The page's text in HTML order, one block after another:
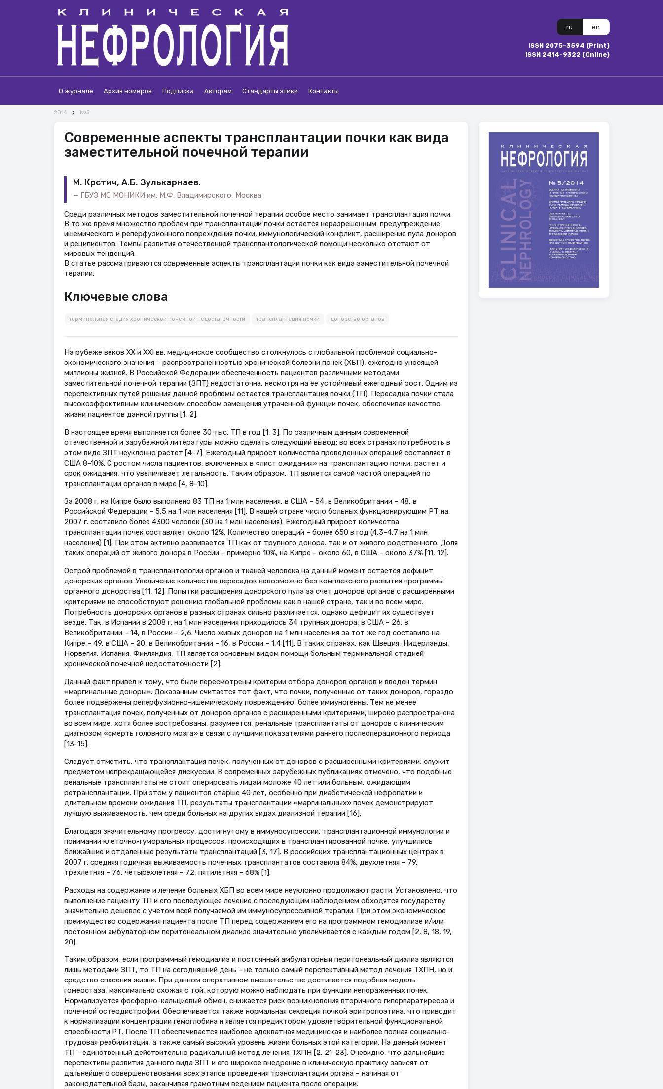
ru en
ISSN 2075-3594 (Print)
ISSN 2414-9322 (Online)
О журнале Архив номеров Подписка Авторам Стандарты этики Контакты
2014 №5
Современные аспекты трансплантации почки как вида
заместительной почечной терапии
М. Крстич, А.Б. Зулькарнаев.
ГБУЗ МО МОНИКИ им. М.Ф. Владимирского, Москва
Среди различных методов заместительной почечной терапии особое место занимает трансплантация почки.
В то же время множество проблем при трансплантации почки остается неразрешенным: предупреждение
ишемического и реперфузионного повреждения почки, иммунологический конфликт, расширение пула доноров
и реципиентов. Темпы развития отечественной трансплантологической помощи несколько отстают от
мировых тенденций.
В статье рассматриваются современные аспекты трансплантации почки как вида заместительной почечной
терапии.
Ключевые слова
терминальная стадия хронической почечной недостаточности трансплантация почки донорство органов
На рубеже веков ХХ и ХХI вв. медицинское сообщество столкнулось с глобальной проблемой социально-
экономического значения – распространенностью хронической болезни почек (ХБП), ежегодно уносящей
миллионы жизней. В Российской Федерации обеспеченность пациентов различными методами
заместительной почечной терапии (ЗПТ) недостаточна, несмотря на ее устойчивый ежегодный рост. Одним из
перспективных путей решения данной проблемы остается трансплантация почки (ТП). Пересадка почки стала
высокоэффективным клиническим способом замещения утраченной функции почек, обеспечивая качество
жизни пациентов данной группы [1, 2].
В настоящее время выполняется более 30 тыс. ТП в год [1, 3]. По различным данным современной
отечественной и зарубежной литературы можно сделать следующий вывод: во всех странах потребность в
этом виде ЗПТ неуклонно растет [4–7]. Ежегодный прирост количества проведенных операций составляет в
США 8–10%. С ростом числа пациентов, включенных в «лист ожидания» на трансплантацию почки, растет и
срок ожидания, что увеличивает летальность. Таким образом, ТП является самой частой операцией по
трансплантации органов в мире [4, 8–10].
За 2008 г. на Кипре было выполнено 83 ТП на 1 млн населения, в США – 54, в Великобритании – 48, в
Российской Федерации – 5,5 на 1 млн населения [11]. В нашей стране число больных функционирующим РТ на
2007 г. составило более 4300 человек (30 на 1 млн населения). Ежегодный прирост количества
трансплантации почек составляет около 12%. Количество операций – более 650 в год (4,3–4,7 на 1 млн
населения) [1]. При этом активно развивается ТП как от трупного донора, так и от живого родственного. Доля
таких операций от живого донора в России – примерно 10%, на Кипре – около 60, в США – около 37% [11, 12].
Острой проблемой в трансплантологии органов и тканей человека на данный момент остается дефицит
донорских органов. Увеличение количества пересадок невозможно без комплексного развития программы
органного донорства [11, 12]. Попытки расширения донорского пула за счет доноров органов с расширенными
критериями не способствуют решению глобальной проблемы как в нашей стране, так и во всем мире.
Потребность донорских органов в разных странах сильно различается, однако дефицит их существует
везде. Так, в Испании в 2008 г. на 1 млн населения приходилось 34 трупных донора, в США – 26, в
Великобритании – 14, в России – 2,6. Число живых доноров на 1 млн населения за тот же год составило на
Кипре – 49, в США – 20, в Великобритании – 16, в России – 1,4 [11]. В таких странах, как Швеция, Нидерланды,
Норвегия, Испания, Финляндия, ТП является основным видом помощи больным терминальной стадией
хронической почечной недостаточности [2].
Данный факт привел к тому, что были пересмотрены критерии отбора доноров органов и введен термин
«маргинальные доноры». Доказанным считается тот факт, что почки, полученные от таких доноров, гораздо
более подвержены реперфузионно-ишемическому повреждению, более иммуногенны. Тем не менее
трансплантация почек, полученных от доноров органов с расширенными критериями, широко распространена
во всем мире, хотя более востребованы, разумеется, ренальные трансплантаты от доноров с клиническим
диагнозом «смерть головного мозга» в связи с лучшими показателями раннего послеоперационного периода
[13–15].
Следует отметить, что трансплантация почек, полученных от доноров с расширенными критериями, служит
предметом непрекращающейся дискуссии. В современных зарубежных публикациях отмечено, что подобные
ренальные трансплантаты не стоит оперировать лицам моложе 40 лет или больным, ожидающим
ретрансплантации. При этом у пациентов старше 40 лет, особенно при диабетической нефропатии и
длительном времени ожидания ТП, результаты трансплантации «маргинальных» почек демонстрируют
лучшую выживаемость, чем среди больных на других видах диализной терапии [16].
Благодаря значительному прогрессу, достигнутому в иммуносупрессии, трансплантационной иммунологии и
понимании клеточно-гуморальных процессов, происходящих в трансплантированной почке, улучшились
ближайшие и отдаленные результаты трансплантаций [3, 17]. В российских трансплантационных центрах в
2007 г. средняя годичная выживаемость почечных трансплантатов составила 84%, двухлетняя – 79,
трехлетняя – 76, четырехлетняя – 72, пятилетняя – 68% [1].
Расходы на содержание и лечение больных ХБП во всем мире неуклонно продолжают расти. Установлено, что
выполнение пациенту ТП и его последующее лечение с последующим наблюдением обходятся государству
значительно дешевле с учетом всей получаемой им иммуносупрессивной терапии. При этом экономическое
преимущество содержания пациента после ТП перед содержанием его на программном гемодиализе и/или
постоянном амбулаторном перитонеальном диализе значительно увеличивается с каждым годом [2, 8, 18, 19,
20].
Таким образом, если программный гемодиализ и постоянный амбулаторный перитонеальный диализ являются
лишь методами ЗПТ, то ТП на сегодняшний день – не только самый перспективный метод лечения ТХПН, но и
средство спасения жизни. При данном оперативном вмешательстве достигается подобная модель
гомеостаза, максимально схожая с той, которую можно наблюдать при функции непораженных почек.
Нормализуется фосфорно-кальциевый обмен, снижается риск возникновения вторичного гиперпаратиреоза и
почечной остеодистрофии. Обеспечивается также нормальная секреция почкой эритропоэтина, что приводит
к нормализации концентрации гемоглобина и является предиктором удовлетворительной функциональной
способности РТ. После ТП обеспечивается наиболее адекватная медицинская и наиболее полная социально-
трудовая реабилитация, а также самый высокий уровень жизни больных этой категории. На данный момент
ТП – единственный действительно радикальный метод лечения ТХПН [2, 21–23]. Очевидно, что дальнейшие
перспективы развития данного вида ЗПТ и его широкое внедрение в клиническую практику зависят от
дальнейшего совершенствования всех этапов проведения трансплантации органа – начиная от
законодательной базы, заканчивая грамотным ведением пациента после операции.